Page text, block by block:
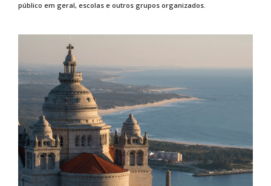
público em geral, escolas e outros grupos organizados.